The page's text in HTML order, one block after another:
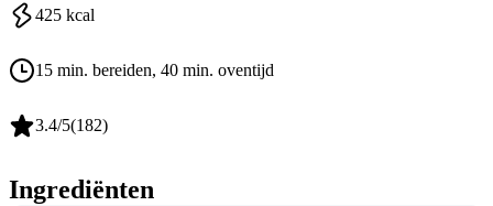
425 kcal
15 min. bereiden, 40 min. oventijd
3.4/5(182)
Ingrediënten